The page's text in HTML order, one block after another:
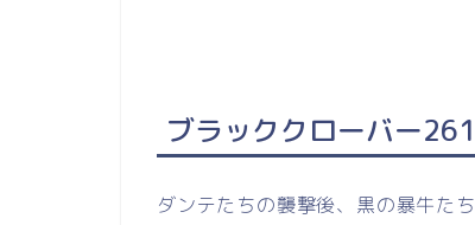
ブラッククローバー
ダンテたちの襲撃後、黒の暴牛た